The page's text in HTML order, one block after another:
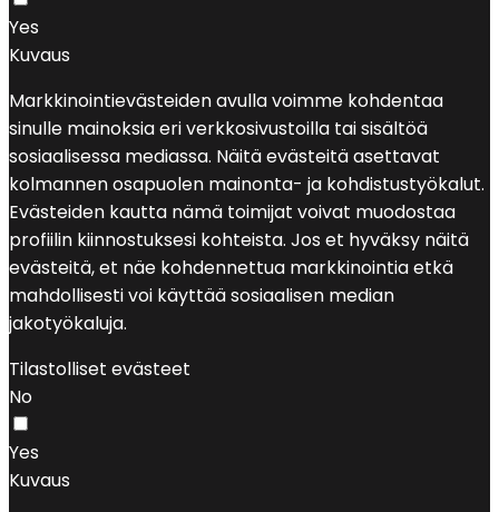
Yes
Kuvaus
Markkinointievästeiden avulla voimme kohdentaa
sinulle mainoksia eri verkkosivustoilla tai sisältöä
sosiaalisessa mediassa. Näitä evästeitä asettavat
kolmannen osapuolen mainonta- ja kohdistustyökalut.
Evästeiden kautta nämä toimijat voivat muodostaa
profiilin kiinnostuksesi kohteista. Jos et hyväksy näitä
evästeitä, et näe kohdennettua markkinointia etkä
mahdollisesti voi käyttää sosiaalisen median
jakotyökaluja.
Tilastolliset evästeet
No
Yes
Kuvaus